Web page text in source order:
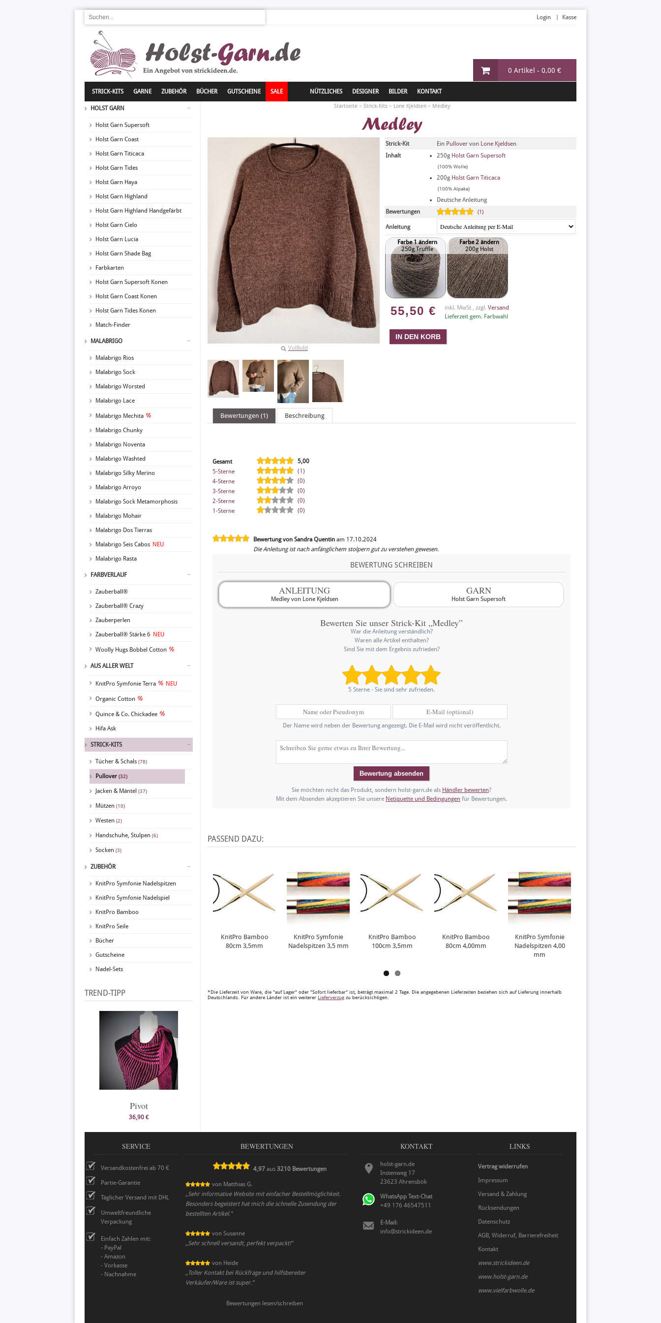
0 Artikel - 0,00 €
Login Kasse
STRICK-KITS GARNE ZUBEHÖR BÜCHER GUTSCHEINE SALE NÜTZLICHES DESIGNER BILDER KONTAKT
HOLST GARN
Holst Garn Supersoft
Holst Garn Coast
Holst Garn Titicaca
Holst Garn Tides
Holst Garn Haya
Holst Garn Highland
Holst Garn Highland Handgefärbt
Holst Garn Cielo
Holst Garn Lucia
Holst Garn Shade Bag
Farbkarten
Holst Garn Supersoft Konen
Holst Garn Coast Konen
Holst Garn Tides Konen
Match-Finder
MALABRIGO
Malabrigo Rios
Malabrigo Sock
Malabrigo Worsted
Malabrigo Lace
Malabrigo Mechita
Malabrigo Chunky
Malabrigo Noventa
Malabrigo Washted
Malabrigo Silky Merino
Malabrigo Arroyo
Malabrigo Sock Metamorphosis
Malabrigo Mohair
Malabrigo Dos Tierras
Malabrigo Seis Cabos NEU
Malabrigo Rasta
FARBVERLAUF
Zauberball®
Zauberball® Crazy
Zauberperlen
Zauberball® Stärke 6 NEU
Woolly Hugs Bobbel Cotton
AUS ALLER WELT
KnitPro Symfonie Terra NEU
Organic Cotton
Quince & Co. Chickadee
Hifa Ask
STRICK-KITS
Tücher & Schals (78)
Pullover (32)
Jacken & Mäntel (37)
Mützen (10)
Westen (2)
Handschuhe, Stulpen (6)
Socken (3)
ZUBEHÖR
KnitPro Symfonie Nadelspitzen
KnitPro Symfonie Nadelspiel
KnitPro Bamboo
KnitPro Seile
Bücher
Gutscheine
Nadel-Sets
TREND-TIPP
Pivot
36,90 €
Startseite » Strick-Kits » Lone Kjeldsen » Medley
Medley
Vollbild
Strick-Kit Ein Pullover von Lone Kjeldsen
Inhalt
250g Holst Garn Supersoft
(100% Wolle)
200g Holst Garn Titicaca
(100% Alpaka)
Deutsche Anleitung
Bewertungen
(1)
Anleitung
Farbe 1 ändern
250g Truffle
Farbe 2 ändern
200g Holst
55,50 € inkl. MwSt , zzgl. Versand
Lieferzeit gem. Farbwahl
Bewertungen (1) Beschreibung
Gesamt
5,00
5-Sterne
(1)
4-Sterne
(0)
3-Sterne
(0)
2-Sterne
(0)
1-Sterne
(0)
Bewertung von Sandra Quentin am 17.10.2024
Die Anleitung ist nach anfänglichem stolpern gut zu verstehen gewesen.
BEWERTUNG SCHREIBEN
ANLEITUNG
Medley von Lone Kjeldsen
GARN
Holst Garn Supersoft
Bewerten Sie unser Strick-Kit „Medley”
War die Anleitung verständlich?
Waren alle Artikel enthalten?
Sind Sie mit dem Ergebnis zufrieden?
5 Sterne - Sie sind sehr zufrieden.
Der Name wird neben der Bewertung angezeigt. Die E-Mail wird nicht veröffentlicht.
Sie möchten nicht das Produkt, sondern holst-garn.de als Händler bewerten?
Mit dem Absenden akzeptieren Sie unsere Netiquette und Bedingungen für Bewertungen.
PASSEND DAZU:
KnitPro Bamboo
80cm 3,5mm
KnitPro Symfonie
Nadelspitzen 3,5 mm
KnitPro Bamboo
100cm 3,5mm
KnitPro Bamboo
80cm 4,00mm
KnitPro Symfonie
Nadelspitzen 4,00
mm
*Die Lieferzeit von Ware, die "auf Lager" oder "Sofort lieferbar" ist, beträgt maximal 2 Tage. Die angegebenen Lieferzeiten beziehen sich auf Lieferung innerhalb
Deutschlands. Für andere Länder ist ein weiterer Lieferverzug zu berücksichtigen.
SERVICE
Versandkostenfrei ab 70 €
Partie-Garantie
Täglicher Versand mit DHL
Umweltfreundliche
Verpackung
Einfach Zahlen mit:
- PayPal
- Amazon
- Vorkasse
- Nachnahme
BEWERTUNGEN
4,97 aus3210 Bewertungen
von Matthias G.
„Sehr informative Website mit einfacher Bestellmöglichkeit.
Besonders begeistert hat mich die schnelle Zusendung der
bestellten Artikel.”
von Susanne
„Sehr schnell versandt, perfekt verpackt!”
von Heide
„Toller Kontakt bei Rückfrage und hilfsbereiter
Verkäufer/Ware ist super.”
Bewertungen lesen/schreiben
KONTAKT
holst-garn.de
Instenweg 17
23623 Ahrensbök
WhatsApp Text-Chat
+49 176 46547511
E-Mail:
info@strickideen.de
LINKS
Vertrag widerrufen
Impressum
Versand & Zahlung
Rücksendungen
Datenschutz
AGB, Widerruf, Barrierefreiheit
Kontakt
www.strickideen.de
www.holst-garn.de
www.vielfarbwolle.de